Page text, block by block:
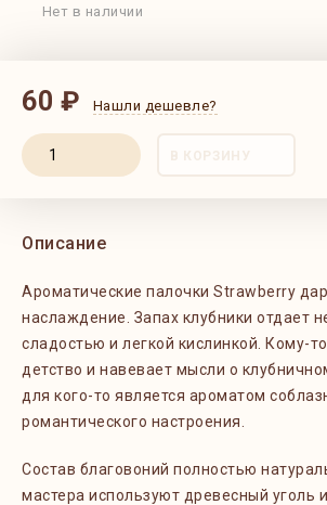
Нет в наличии
60 ₽ Нашли дешевле?
В КОРЗИНУ
Описание
Ароматические палочки Strawberry
наслаждение. Запах клубники отдает
сладостью и легкой кислинкой. Кому-
детство и навевает мысли о
для кого-то является ароматом
романтического настроения.
Состав благовоний полностью
мастера используют древесный уголь